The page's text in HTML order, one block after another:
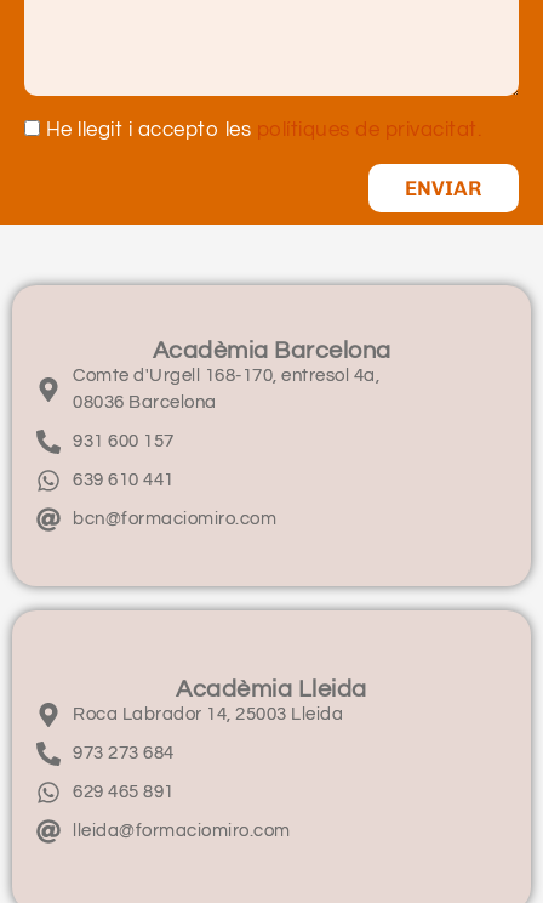
He llegit i accepto les polítiques de privacitat.
ENVIAR
Acadèmia Barcelona
Comte d'Urgell 168-170, entresol 4a,
08036 Barcelona
931 600 157
639 610 441
bcn@formaciomiro.com
Acadèmia Lleida
Roca Labrador 14, 25003 Lleida
973 273 684
629 465 891
lleida@formaciomiro.com